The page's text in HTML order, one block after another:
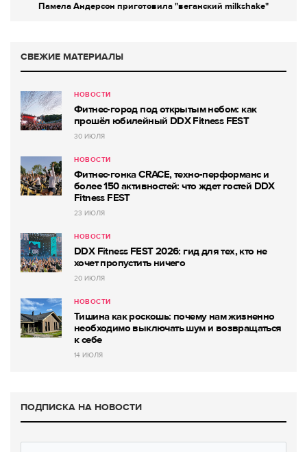
Памела Андерсон приготовила "веганский milkshake"
СВЕЖИЕ МАТЕРИАЛЫ
НОВОСТИ
Фитнес-город под открытым небом: как
прошёл юбилейный DDX Fitness FEST
30 ИЮЛЯ
НОВОСТИ
Фитнес-гонка CRACE, техно-перформанс и
более 150 активностей: что ждет гостей DDX
Fitness FEST
23 ИЮЛЯ
НОВОСТИ
DDX Fitness FEST 2026: гид для тех, кто не
хочет пропустить ничего
20 ИЮЛЯ
НОВОСТИ
Тишина как роскошь: почему нам жизненно
необходимо выключать шум и возвращаться
к себе
14 ИЮЛЯ
ПОДПИСКА НА НОВОСТИ